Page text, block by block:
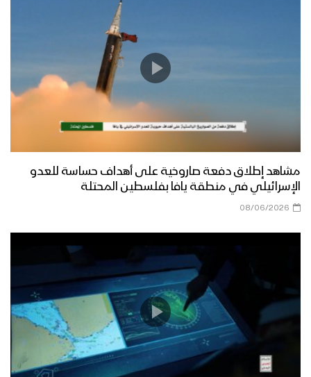
مشاهد إطلاق دفعة صاروخية على أهداف حساسة للعدو
الإسرائيلي في منطقة يافا بفلسطين المحتلة
08/06/2026